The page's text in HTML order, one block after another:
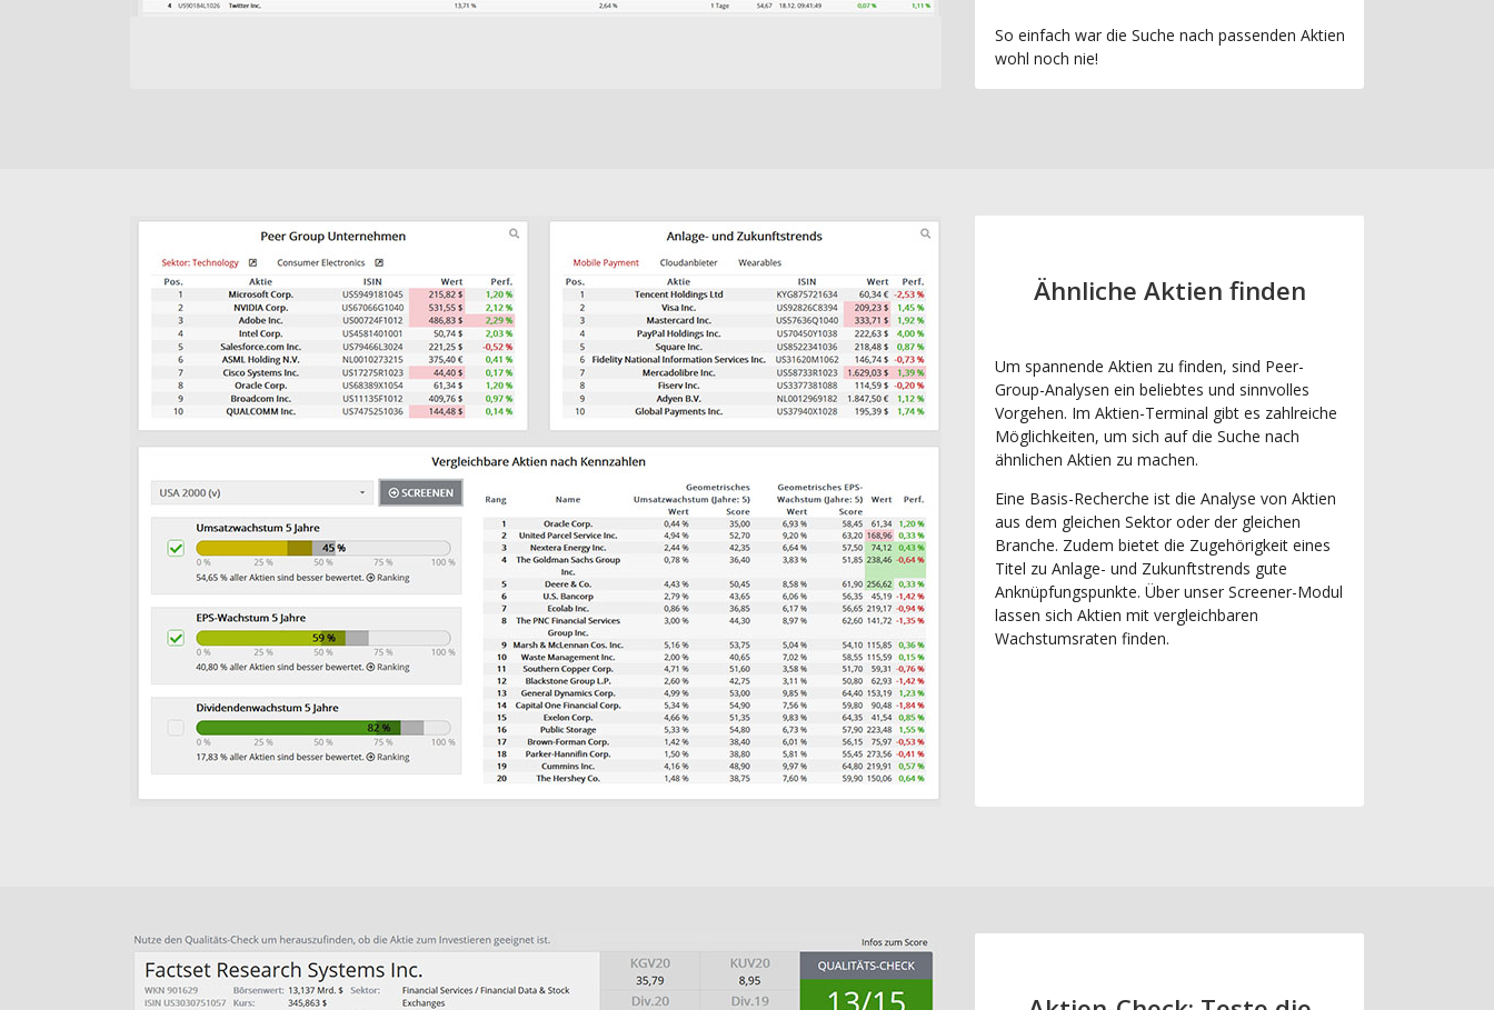
So einfach war die Suche nach passenden Aktien
wohl noch nie!
Ähnliche Aktien finden
Um spannende Aktien zu finden, sind Peer-
Group-Analysen ein beliebtes und sinnvolles
Vorgehen. Im Aktien-Terminal gibt es zahlreiche
Möglichkeiten, um sich auf die Suche nach
ähnlichen Aktien zu machen.
Eine Basis-Recherche ist die Analyse von Aktien
aus dem gleichen Sektor oder der gleichen
Branche. Zudem bietet die Zugehörigkeit eines
Titel zu Anlage- und Zukunftstrends gute
Anknüpfungspunkte. Über unser Screener-Modul
lassen sich Aktien mit vergleichbaren
Wachstumsraten finden.